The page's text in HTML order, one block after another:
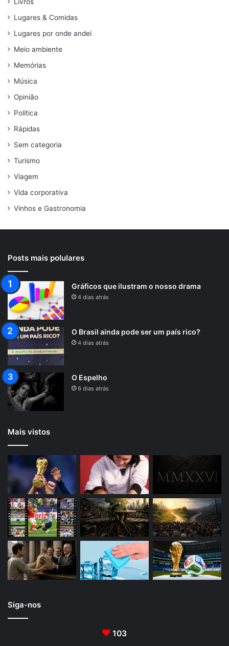
Livros
Lugares & Comidas
Lugares por onde andei
Meio ambiente
Memórias
Música
Opinião
Política
Rápidas
Sem categoria
Turismo
Viagem
Vida corporativa
Vinhos e Gastronomia
Posts mais polulares
Gráficos que ilustram o nosso drama
4 dias atrás
O Brasil ainda pode ser um país rico?
4 dias atrás
O Espelho
6 dias atrás
Mais vistos
Siga-nos
103